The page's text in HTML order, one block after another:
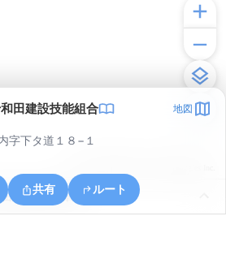
田建設技能組合 地図
字下タ道１８−１
共有 ルート
毛馬内字下陣場